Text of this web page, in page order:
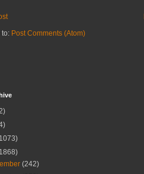
to: Post Comments (Atom)
(242)